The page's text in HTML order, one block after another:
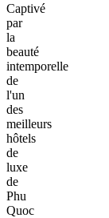
Captivé
par
la
beauté
intemporelle
de
l'un
des
meilleurs
hôtels
de
luxe
de
Phu
Quoc